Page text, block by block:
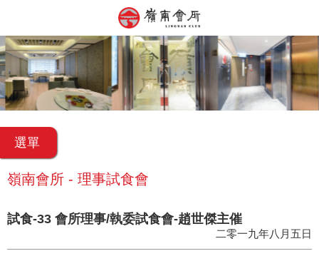
選單
嶺南會所 - 理事試食會
試食-33 會所理事/執委試食會-趙世傑主催
二零一九年八月五日